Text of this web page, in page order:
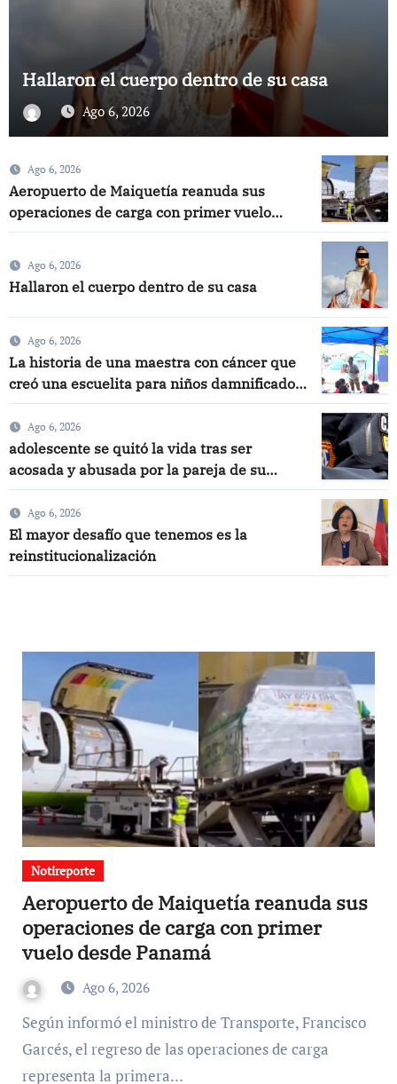
La historia de una maestra con cáncer
que creó una escuelita para niños
damnificados en La Guaira
Ago 6, 2026
Ago 6, 2026
Aeropuerto de Maiquetía reanuda sus
operaciones de carga con primer vuelo
desde Panamá
Ago 6, 2026
Hallaron el cuerpo dentro de su casa
Ago 6, 2026
La historia de una maestra con cáncer que
creó una escuelita para niños damnificados
en La Guaira
Ago 6, 2026
adolescente se quitó la vida tras ser
acosada y abusada por la pareja de su
abuela
Ago 6, 2026
El mayor desafío que tenemos es la
reinstitucionalización
Notireporte
Aeropuerto de Maiquetía reanuda sus
operaciones de carga con primer
vuelo desde Panamá
Ago 6, 2026
Según informó el ministro de Transporte, Francisco
Garcés, el regreso de las operaciones de carga
representa la primera…